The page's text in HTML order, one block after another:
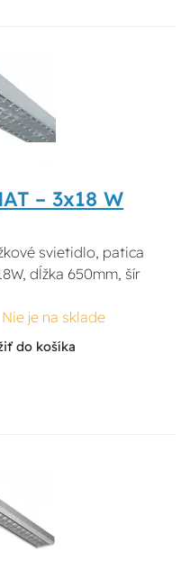
– 3x18 W
svietidlo, patica
dĺžka 650mm, šír
Nie je na sklade
do košíka